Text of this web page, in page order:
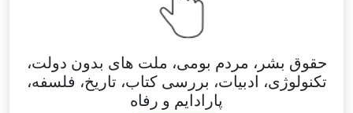
بشر، مردم بومی، ملت های بدون دولت،
ادبیات، بررسی کتاب، تاریخ، فلسفه،
پارادایم و رفاه